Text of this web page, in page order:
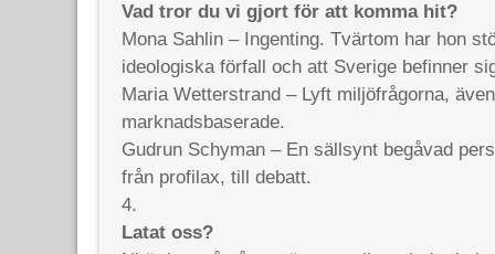
Vad tror du vi gjort för att komma hit?
Mona Sahlin – Ingenting. Tvärtom har hon
ideologiska förfall och att Sverige befinner
Maria Wetterstrand – Lyft miljöfrågorna,
marknadsbaserade.
Gudrun Schyman – En sällsynt begåvad
från profilax, till debatt.
4.
Latat oss?